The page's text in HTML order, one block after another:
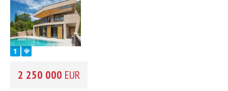
2 250 000 EUR